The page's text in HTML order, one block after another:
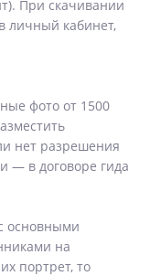
При скачивании
личный кабинет,
фото от 1500
нет разрешения
— в договоре гида
основными
на
портрет, то